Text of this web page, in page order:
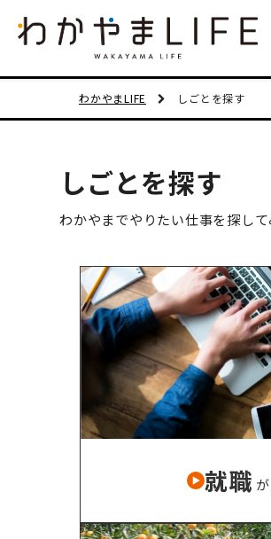
わかやまLIFE しごとを探す
しごとを探す
わかやまでやりたい仕事を探して
就職